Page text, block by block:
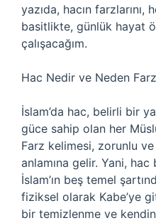
yazıda, hacın farzlarını,
basitlikte, günlük hayat
çalışacağım.
Hac Nedir ve Neden
İslam’da hac, belirli bir
güce sahip olan her
Farz kelimesi, zorunlu ve
anlamına gelir. Yani,
İslam’ın beş temel
fiziksel olarak Kabe’ye
bir temizlenme ve